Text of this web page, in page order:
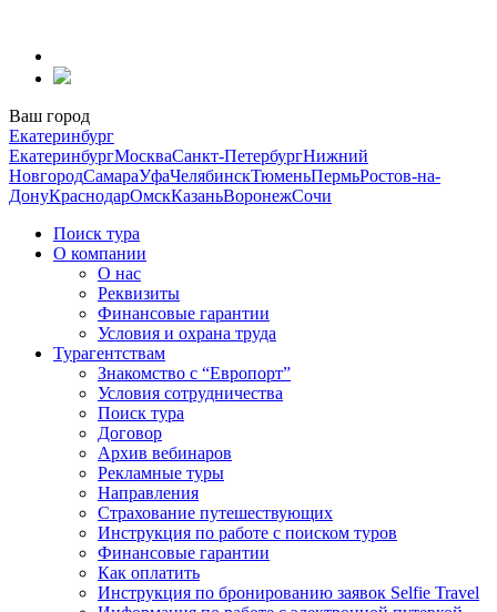
содержанию
Ваш город
Екатеринбург
ЕкатеринбургМоскваСанкт-ПетербургНижний
НовгородСамараУфаЧелябинскТюменьПермьРостов-на-
ДонуКраснодарОмскКазаньВоронежСочи
Поиск тура
О компании
О нас
Реквизиты
Финансовые гарантии
Условия и охрана труда
Турагентствам
Знакомство с “Европорт”
Условия сотрудничества
Поиск тура
Договор
Архив вебинаров
Рекламные туры
Направления
Страхование путешествующих
Инструкция по работе с поиском туров
Финансовые гарантии
Как оплатить
Инструкция по бронированию заявок Selfie Travel